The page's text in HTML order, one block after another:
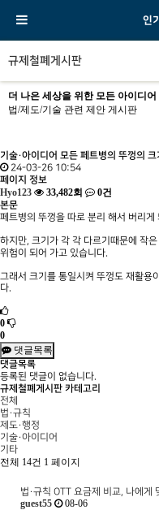
인
규제철폐게시판
더 나은 세상을 위한 모든 아이디어
법/제도/기술 관련 제안 게시판
기술·아이디어 모든 페트병의 뚜껑의
24-03-26 10:54
페이지 정보
Hyo123 33,482회 0건
본문
페트병의 뚜껑을 따로 분리 해서 버리게
하지만, 크기가 각 각 다르기때문에 작
위험이 되어 가고 있습니다.
그래서 크기를 통일시켜 뚜껑도 재활용
다.
0
0
댓글목록
댓글목록
등록된 댓글이 없습니다.
규제철폐게시판 카테고리
전체
법·규칙
제도·행정
기술·아이디어
기타
전체 14건 1 페이지
법·규칙 OTT 요금제 비교, 나에게
guest55 08-06